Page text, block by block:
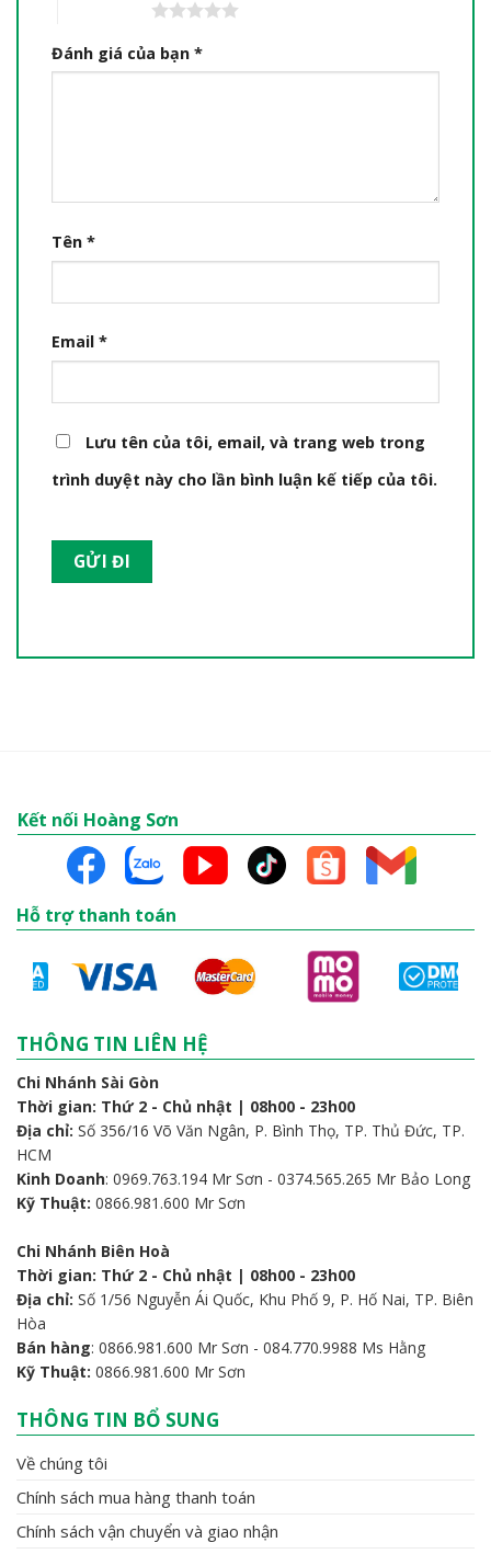
Đánh giá của bạn *
Tên *
Email *
Lưu tên của tôi, email, và trang web trong
trình duyệt này cho lần bình luận kế tiếp của tôi.
Kết nối Hoàng Sơn
Hỗ trợ thanh toán
THÔNG TIN LIÊN HỆ
Chi Nhánh Sài Gòn
Thời gian: Thứ 2 - Chủ nhật | 08h00 - 23h00
Địa chỉ: Số 356/16 Võ Văn Ngân, P. Bình Thọ, TP. Thủ Đức, TP.
HCM
Kinh Doanh: 0969.763.194 Mr Sơn - 0374.565.265 Mr Bảo Long
Kỹ Thuật: 0866.981.600 Mr Sơn
Chi Nhánh Biên Hoà
Thời gian: Thứ 2 - Chủ nhật | 08h00 - 23h00
Địa chỉ: Số 1/56 Nguyễn Ái Quốc, Khu Phố 9, P. Hố Nai, TP. Biên
Hòa
Bán hàng: 0866.981.600 Mr Sơn - 084.770.9988 Ms Hằng
Kỹ Thuật: 0866.981.600 Mr Sơn
THÔNG TIN BỔ SUNG
Về chúng tôi
Chính sách mua hàng thanh toán
Chính sách vận chuyển và giao nhận